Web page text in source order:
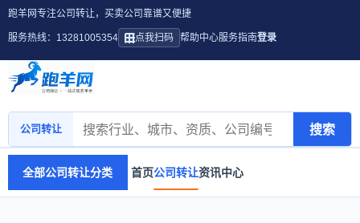
跑羊网专注公司转让，买卖公司靠谱又便捷
服务热线：13281005354 点我扫码 帮助中心服务指南登录
公司转让 搜索
全部公司转让分类 首页公司转让资讯中心